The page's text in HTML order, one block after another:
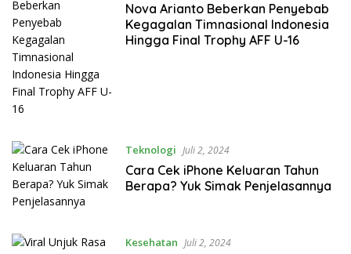
Nova Arianto Beberkan Penyebab
Kegagalan Timnasional Indonesia
Hingga Final Trophy AFF U-16
Teknologi Juli 2, 2024
Cara Cek iPhone Keluaran Tahun
Berapa? Yuk Simak Penjelasannya
Kesehatan Juli 2, 2024